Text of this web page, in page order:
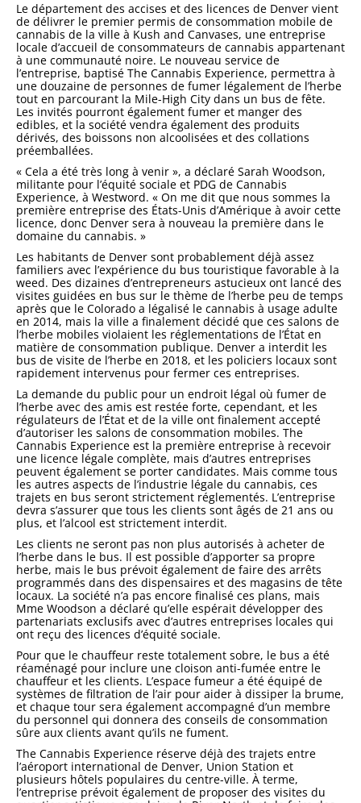
Le département des accises et des licences de Denver vient
de délivrer le premier permis de consommation mobile de
cannabis de la ville à Kush and Canvases, une entreprise
locale d’accueil de consommateurs de cannabis appartenant
à une communauté noire. Le nouveau service de
l’entreprise, baptisé The Cannabis Experience, permettra à
une douzaine de personnes de fumer légalement de l’herbe
tout en parcourant la Mile-High City dans un bus de fête.
Les invités pourront également fumer et manger des
edibles, et la société vendra également des produits
dérivés, des boissons non alcoolisées et des collations
préemballées.
« Cela a été très long à venir », a déclaré Sarah Woodson,
militante pour l’équité sociale et PDG de Cannabis
Experience, à Westword. « On me dit que nous sommes la
première entreprise des États-Unis d’Amérique à avoir cette
licence, donc Denver sera à nouveau la première dans le
domaine du cannabis. »
Les habitants de Denver sont probablement déjà assez
familiers avec l’expérience du bus touristique favorable à la
weed. Des dizaines d’entrepreneurs astucieux ont lancé des
visites guidées en bus sur le thème de l’herbe peu de temps
après que le Colorado a légalisé le cannabis à usage adulte
en 2014, mais la ville a finalement décidé que ces salons de
l’herbe mobiles violaient les réglementations de l’État en
matière de consommation publique. Denver a interdit les
bus de visite de l’herbe en 2018, et les policiers locaux sont
rapidement intervenus pour fermer ces entreprises.
La demande du public pour un endroit légal où fumer de
l’herbe avec des amis est restée forte, cependant, et les
régulateurs de l’État et de la ville ont finalement accepté
d’autoriser les salons de consommation mobiles. The
Cannabis Experience est la première entreprise à recevoir
une licence légale complète, mais d’autres entreprises
peuvent également se porter candidates. Mais comme tous
les autres aspects de l’industrie légale du cannabis, ces
trajets en bus seront strictement réglementés. L’entreprise
devra s’assurer que tous les clients sont âgés de 21 ans ou
plus, et l’alcool est strictement interdit.
Les clients ne seront pas non plus autorisés à acheter de
l’herbe dans le bus. Il est possible d’apporter sa propre
herbe, mais le bus prévoit également de faire des arrêts
programmés dans des dispensaires et des magasins de tête
locaux. La société n’a pas encore finalisé ces plans, mais
Mme Woodson a déclaré qu’elle espérait développer des
partenariats exclusifs avec d’autres entreprises locales qui
ont reçu des licences d’équité sociale.
Pour que le chauffeur reste totalement sobre, le bus a été
réaménagé pour inclure une cloison anti-fumée entre le
chauffeur et les clients. L’espace fumeur a été équipé de
systèmes de filtration de l’air pour aider à dissiper la brume,
et chaque tour sera également accompagné d’un membre
du personnel qui donnera des conseils de consommation
sûre aux clients avant qu’ils ne fument.
The Cannabis Experience réserve déjà des trajets entre
l’aéroport international de Denver, Union Station et
plusieurs hôtels populaires du centre-ville. À terme,
l’entreprise prévoit également de proposer des visites du